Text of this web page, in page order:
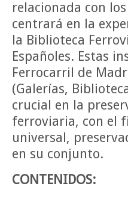
relacionada con
centrará en la
la Biblioteca
Españoles. Estas
Ferrocarril de
(Galerías,
crucial en la
ferroviaria, con el
universal,
en su conjunto.
CONTENIDOS: